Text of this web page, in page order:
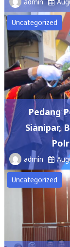
Uncategorized
Pedang
Sianipar,
admin
Uncategorized